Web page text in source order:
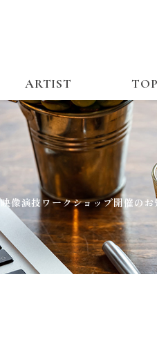
ARTIST
映像演技ワークショップ開催の